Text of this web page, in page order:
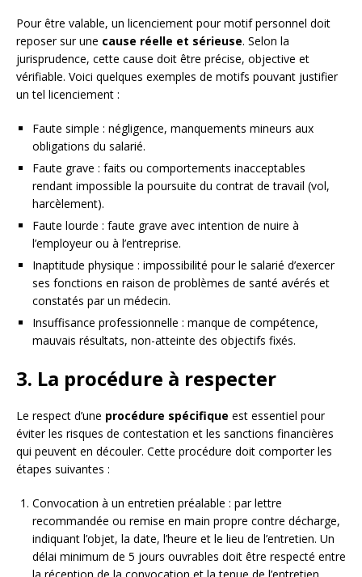
Pour être valable, un licenciement pour motif personnel doit
reposer sur une cause réelle et sérieuse. Selon la
jurisprudence, cette cause doit être précise, objective et
vérifiable. Voici quelques exemples de motifs pouvant justifier
un tel licenciement :
Faute simple : négligence, manquements mineurs aux
obligations du salarié.
Faute grave : faits ou comportements inacceptables
rendant impossible la poursuite du contrat de travail (vol,
harcèlement).
Faute lourde : faute grave avec intention de nuire à
l’employeur ou à l’entreprise.
Inaptitude physique : impossibilité pour le salarié d’exercer
ses fonctions en raison de problèmes de santé avérés et
constatés par un médecin.
Insuffisance professionnelle : manque de compétence,
mauvais résultats, non-atteinte des objectifs fixés.
3. La procédure à respecter
Le respect d’une procédure spécifique est essentiel pour
éviter les risques de contestation et les sanctions financières
qui peuvent en découler. Cette procédure doit comporter les
étapes suivantes :
Convocation à un entretien préalable : par lettre
recommandée ou remise en main propre contre décharge,
indiquant l’objet, la date, l’heure et le lieu de l’entretien. Un
délai minimum de 5 jours ouvrables doit être respecté entre
la réception de la convocation et la tenue de l’entretien.